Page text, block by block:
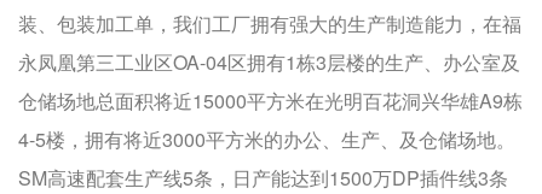
装、包装加工单，我们工厂拥有强大的生产制造能力，在福
永凤凰第三工业区OA-04区拥有1栋3层楼的生产、办公室及
仓储场地总面积将近15000平方米在光明百花洞兴华雄A9栋
4-5楼，拥有将近3000平方米的办公、生产、及仓储场地。
SM高速配套生产线5条，日产能达到1500万DP插件线3条